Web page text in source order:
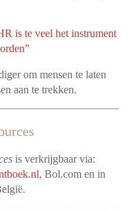
is te veel het instrument
om mensen te laten
aan te trekken.
is verkrijgbaar via:
, Bol.com en in